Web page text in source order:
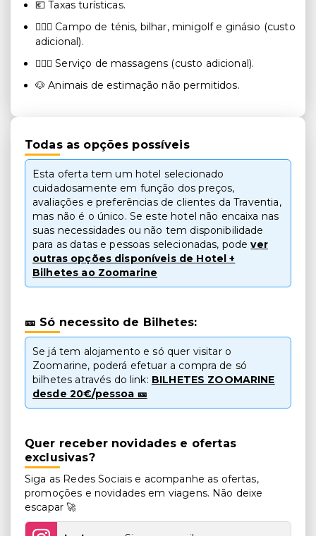
💶 Taxas turísticas.
🏃🏻‍♂️ Campo de ténis, bilhar, minigolf e ginásio (custo
adicional).
💆🏻‍♀️ Serviço de massagens (custo adicional).
🐶 Animais de estimação não permitidos.
Todas as opções possíveis
Esta oferta tem um hotel selecionado
cuidadosamente em função dos preços,
avaliações e preferências de clientes da Traventia,
mas não é o único. Se este hotel não encaixa nas
suas necessidades ou não tem disponibilidade
para as datas e pessoas selecionadas, podever
outras opções disponíveis de Hotel +
Bilhetes ao Zoomarine
🎫 Só necessito de Bilhetes:
Se já tem alojamento e só quer visitar o
Zoomarine, poderá efetuar a compra de só
bilhetes através do link: BILHETES ZOOMARINE
desde 20€/pessoa 🎫
Quer receber novidades e ofertas
exclusivas?
Siga as Redes Sociais e acompanhe as ofertas,
promoções e novidades em viagens. Não deixe
escapar 🚀